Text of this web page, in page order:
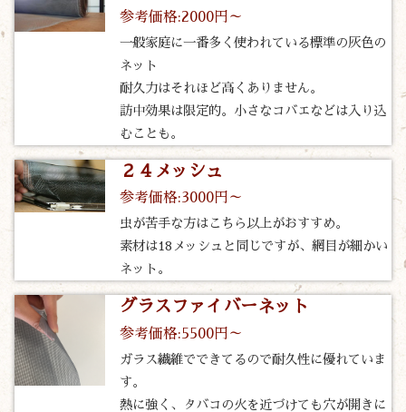
参考価格:2000円～
一般家庭に一番多く使われている標準の灰色の
ネット
耐久力はそれほど高くありません。
訪中効果は限定的。小さなコバエなどは入り込
むことも。
２４メッシュ
参考価格:3000円～
虫が苦手な方はこちら以上がおすすめ。
素材は18メッシュと同じですが、網目が細かい
ネット。
グラスファイバーネット
参考価格:5500円～
ガラス繊維でできてるので耐久性に優れていま
す。
熱に強く、タバコの火を近づけても穴が開きに